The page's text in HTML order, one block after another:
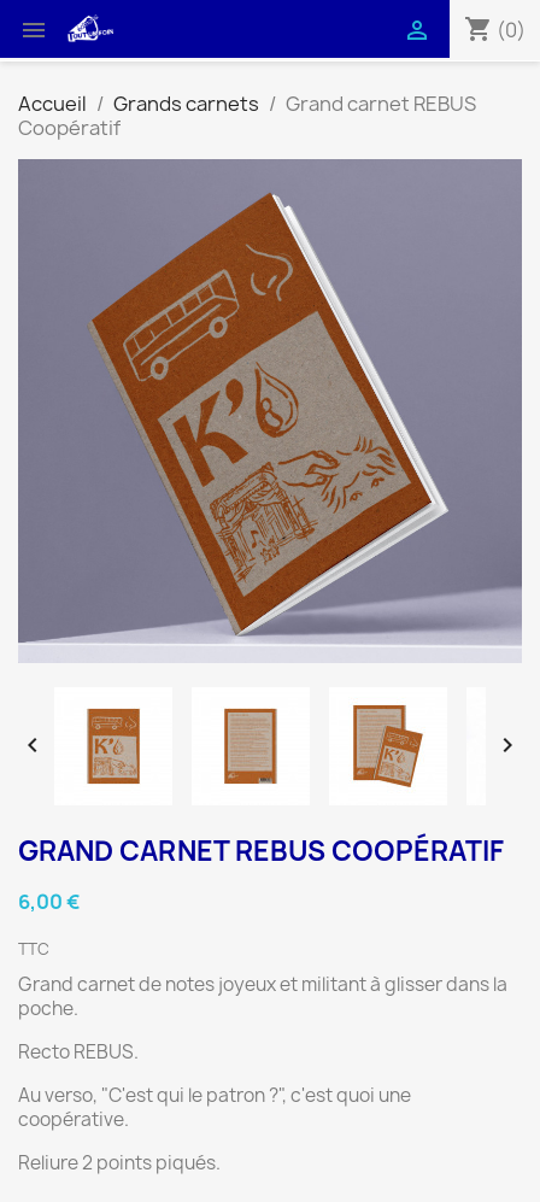
 shopping_cart (0)

Accueil Grands carnets
Grand carnet REBUS
Coopératif
 
GRAND CARNET REBUS COOPÉRATIF
6,00 €
TTC
Grand carnet de notes joyeux et militant à glisser dans la
poche.
Recto REBUS.
Au verso, "C'est qui le patron ?", c'est quoi une
coopérative.
Reliure 2 points piqués.